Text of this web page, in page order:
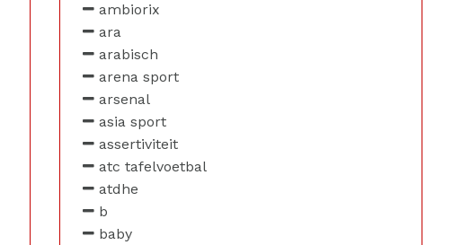
ambiorix
ara
arabisch
arena sport
arsenal
asia sport
assertiviteit
atc tafelvoetbal
atdhe
b
baby